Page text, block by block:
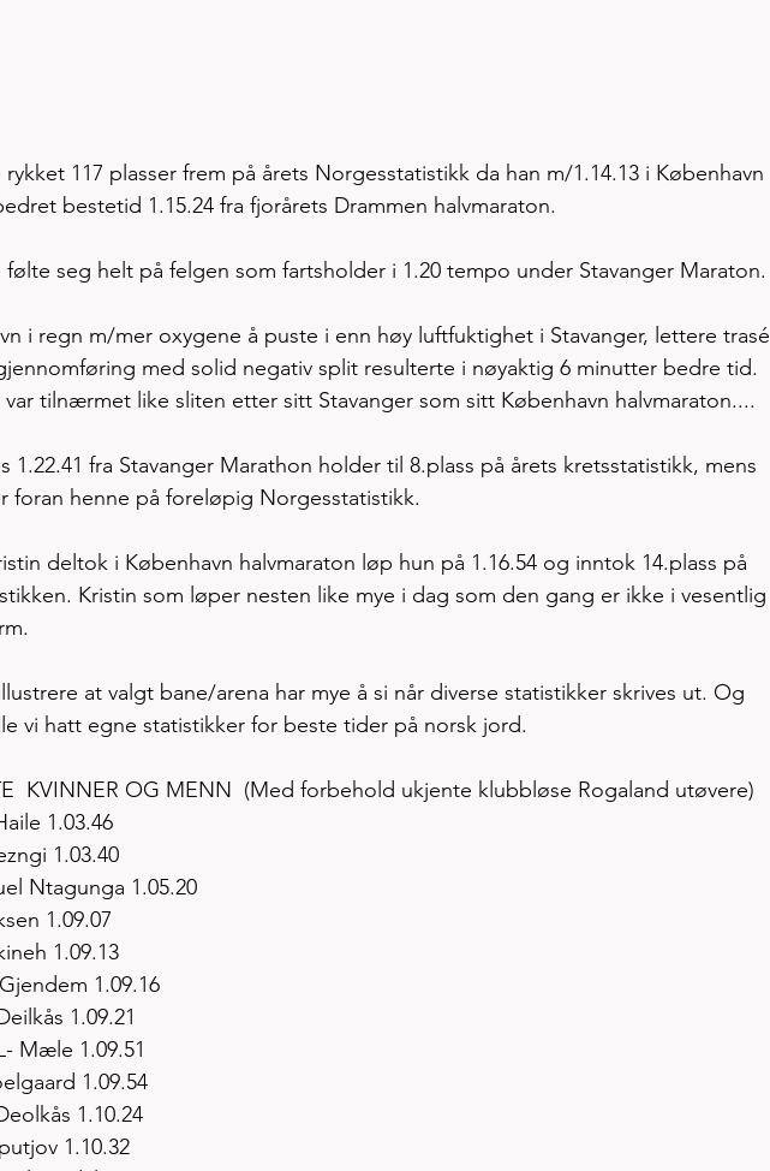
rykket 117 plasser frem på årets Norgesstatistikk da han m/1.14.13 i København
bestetid 1.15.24 fra fjorårets Drammen halvmaraton.
følte seg helt på felgen som fartsholder i 1.20 tempo under Stavanger Maraton.
i regn m/mer oxygene å puste i enn høy luftfuktighet i Stavanger, lettere trasé
med solid negativ split resulterte i nøyaktig 6 minutter bedre tid.
var tilnærmet like sliten etter sitt Stavanger som sitt København halvmaraton....
1.22.41 fra Stavanger Marathon holder til 8.plass på årets kretsstatistikk, mens
foran henne på foreløpig Norgesstatistikk.
deltok i København halvmaraton løp hun på 1.16.54 og inntok 14.plass på
Kristin som løper nesten like mye i dag som den gang er ikke i vesentlig
at valgt bane/arena har mye å si når diverse statistikker skrives ut. Og
vi hatt egne statistikker for beste tider på norsk jord.
KVINNER OG MENN  (Med forbehold ukjente klubbløse Rogaland utøvere)
1.03.46
1.03.40
Ntagunga 1.05.20
1.09.07
1.09.13
1.09.16
1.09.21
Mæle 1.09.51
1.09.54
1.10.24
1.10.32